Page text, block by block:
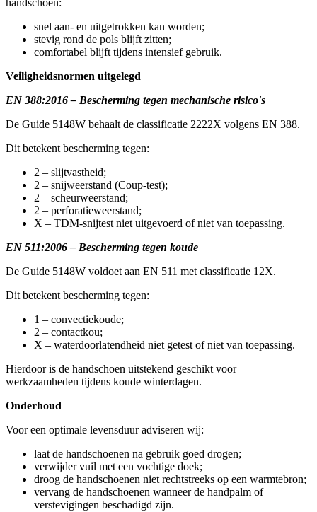
handschoen:
snel aan- en uitgetrokken kan worden;
stevig rond de pols blijft zitten;
comfortabel blijft tijdens intensief gebruik.
Veiligheidsnormen uitgelegd
EN 388:2016 – Bescherming tegen mechanische risico's
De Guide 5148W behaalt de classificatie 2222X volgens EN 388.
Dit betekent bescherming tegen:
2 – slijtvastheid;
2 – snijweerstand (Coup-test);
2 – scheurweerstand;
2 – perforatieweerstand;
X – TDM-snijtest niet uitgevoerd of niet van toepassing.
EN 511:2006 – Bescherming tegen koude
De Guide 5148W voldoet aan EN 511 met classificatie 12X.
Dit betekent bescherming tegen:
1 – convectiekoude;
2 – contactkou;
X – waterdoorlatendheid niet getest of niet van toepassing.
Hierdoor is de handschoen uitstekend geschikt voor
werkzaamheden tijdens koude winterdagen.
Onderhoud
Voor een optimale levensduur adviseren wij:
laat de handschoenen na gebruik goed drogen;
verwijder vuil met een vochtige doek;
droog de handschoenen niet rechtstreeks op een warmtebron;
vervang de handschoenen wanneer de handpalm of
verstevigingen beschadigd zijn.